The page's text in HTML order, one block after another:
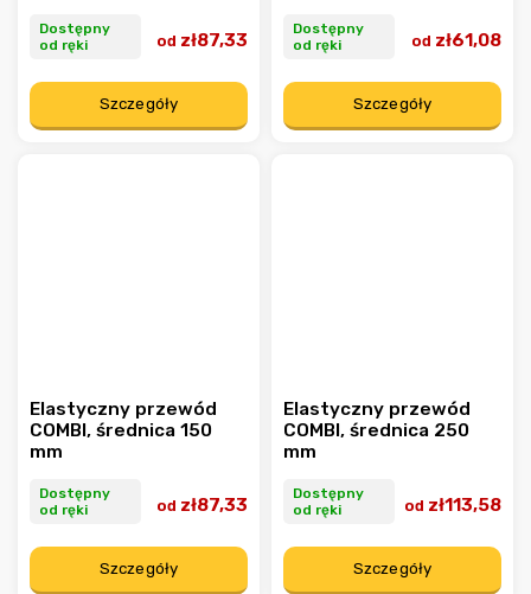
Dostępny
od ręki
od zł87,33
Szczegóły
Dostępny
od ręki
od zł61,08
Szczegóły
Elastyczny przewód
COMBI, średnica 150
mm
Dostępny
od ręki
od zł87,33
Szczegóły
Elastyczny przewód
COMBI, średnica 250
mm
Dostępny
od ręki
od zł113,58
Szczegóły